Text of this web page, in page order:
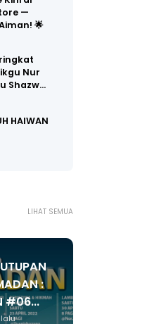
—
🌟
Nur
Shazw…
HAIWAN
LIHAT SEMUA
:
#06...